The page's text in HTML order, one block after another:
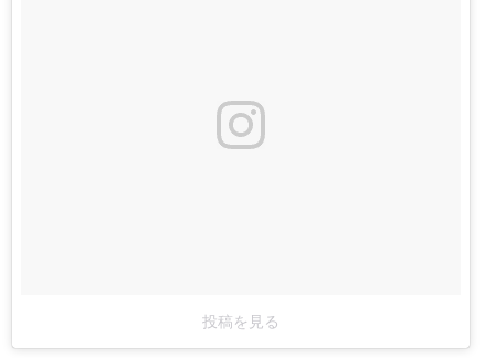
投稿を見る